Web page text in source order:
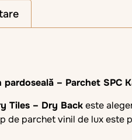
– Parchet SPC
Tiles – Dry Backeste
de parchet vinil de lux